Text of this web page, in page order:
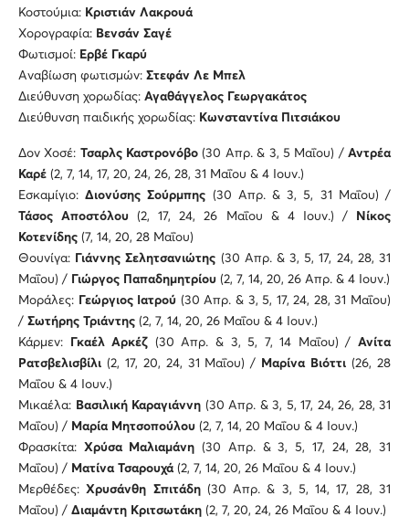
Κοστούμια: Κριστιάν Λακρουά
Χορογραφία: Βενσάν Σαγέ
Φωτισμοί: Ερβέ Γκαρύ
Αναβίωση φωτισμών: Στεφάν Λε Μπελ
Διεύθυνση χορωδίας: Αγαθάγγελος Γεωργακάτος
Διεύθυνση παιδικής χορωδίας: Κωνσταντίνα Πιτσιάκου
Δον Χοσέ: Τσαρλς Καστρονόβο(30 Απρ. & 3, 5 Μαΐου) /Αντρέα
Καρέ (2, 7, 14, 17, 20, 24, 26, 28, 31 Μαΐου & 4 Ιουν.)
Εσκαμίγιο:Διονύσης Σούρμπης (30 Απρ. & 3, 5, 31 Μαΐου) /
Τάσος Αποστόλου(2, 17, 24, 26 Μαΐου & 4 Ιουν.) /
Νίκος
Κοτενίδης (7, 14, 20, 28 Μαΐου)
Θουνίγα: Γιάννης Σελητσανιώτης (30 Απρ. & 3, 5, 17, 24, 28, 31
Μαΐου) / Γιώργος Παπαδημητρίου (2, 7, 14, 20, 26 Απρ. & 4 Ιουν.)
Μοράλες: Γεώργιος Ιατρού (30 Απρ. & 3, 5, 17, 24, 28, 31 Μαΐου)
/ Σωτήρης Τριάντης (2, 7, 14, 20, 26 Μαΐου & 4 Ιουν.)
Κάρμεν:
Γκαέλ Αρκέζ (30 Απρ. & 3, 5, 7, 14 Μαΐου) /Ανίτα
Ρατσβελισβίλι (2, 17, 20, 24, 31 Μαΐου) / Μαρίνα Βιόττι(26, 28
Μαΐου & 4 Ιουν.)
Μικαέλα: Βασιλική Καραγιάννη (30 Απρ. & 3, 5, 17, 24, 26, 28, 31
Μαΐου) / Μαρία Μητσοπούλου (2, 7, 14, 20 Μαΐου & 4 Ιουν.)
Φρασκίτα: Χρύσα Μαλιαμάνη(30 Απρ. & 3, 5, 17, 24, 28, 31
Μαΐου) / Ματίνα Τσαρουχά (2, 7, 14, 20, 26 Μαΐου & 4 Ιουν.)
Μερθέδες:Χρυσάνθη Σπιτάδη (30 Απρ. & 3, 5, 14, 17, 28, 31
Μαΐου) / Διαμάντη Κριτσωτάκη (2, 7, 20, 24, 26 Μαΐου & 4 Ιουν.)